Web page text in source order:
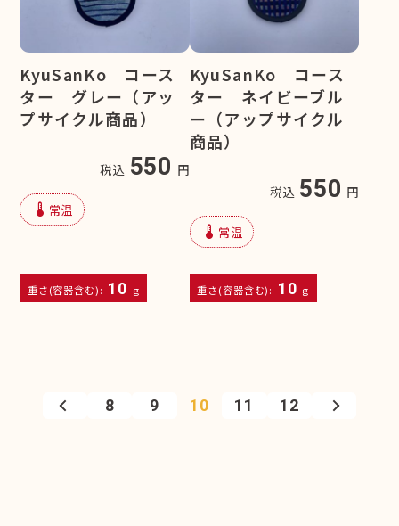
KyuSanKo コース
ター グレー（アッ
プサイクル商品）
税込 550 円
device_thermostat 常温
重さ(容器含む): 10 g
KyuSanKo コース
ター ネイビーブル
ー（アップサイクル
商品）
税込 550 円
device_thermostat 常温
重さ(容器含む): 10 g
8 9 10 11 12